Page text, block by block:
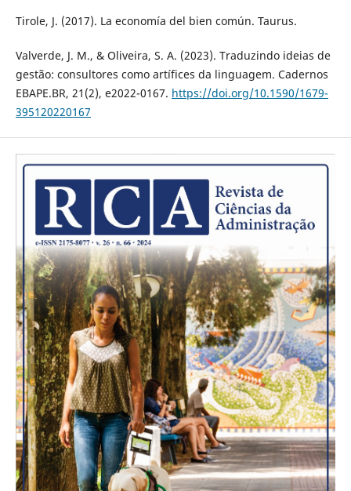
Tirole, J. (2017). La economía del bien común. Taurus.
Valverde, J. M., & Oliveira, S. A. (2023). Traduzindo ideias de
gestão: consultores como artífices da linguagem. Cadernos
EBAPE.BR, 21(2), e2022-0167. https://doi.org/10.1590/1679-
395120220167